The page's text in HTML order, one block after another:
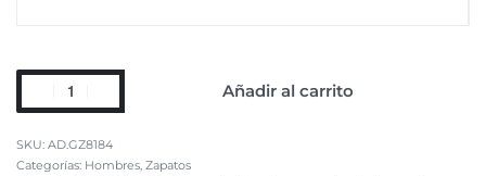
Añadir al carrito
AD.GZ8184
Categorías: Hombres Zapatos